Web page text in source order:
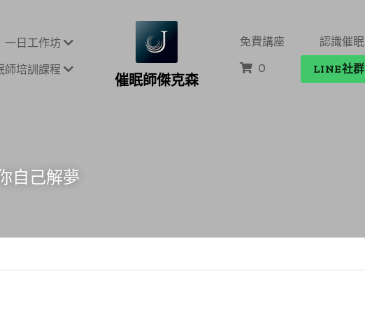
一日工作坊
師培訓課程
催眠師傑克森
免費講座 認識催眠
0 LINE社群
自己解夢